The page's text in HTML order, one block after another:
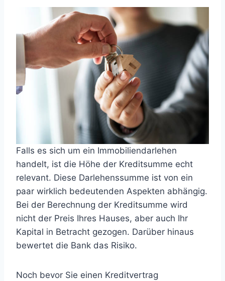
Falls es sich um ein Immobiliendarlehen
handelt, ist die Höhe der Kreditsumme echt
relevant. Diese Darlehenssumme ist von ein
paar wirklich bedeutenden Aspekten abhängig.
Bei der Berechnung der Kreditsumme wird
nicht der Preis Ihres Hauses, aber auch Ihr
Kapital in Betracht gezogen. Darüber hinaus
bewertet die Bank das Risiko.
Noch bevor Sie einen Kreditvertrag